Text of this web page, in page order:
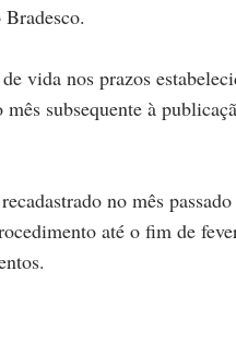
vida nos prazos
subsequente à
no mês
até o fim de